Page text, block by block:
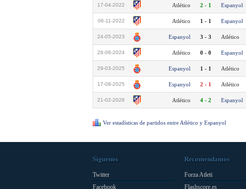
17-04-2022 Atlético 2 - 1 Espanyol
06-11-2022 Atlético 1 - 1 Espanyol
24-05-2023 Espanyol 3 - 3 Atlético
28-08-2024 Atlético 0 - 0 Espanyol
29-03-2025 Espanyol 1 - 1 Atlético
17-08-2025 Espanyol 2 - 1 Atlético
21-02-2026 Atlético 4 - 2 Espanyol
Ver estadísticas de partidos entre Atlético y Espanyol
Síguenos
Twitter
Facebook
Recomendamos
Forza Atleti
Flashscore.es